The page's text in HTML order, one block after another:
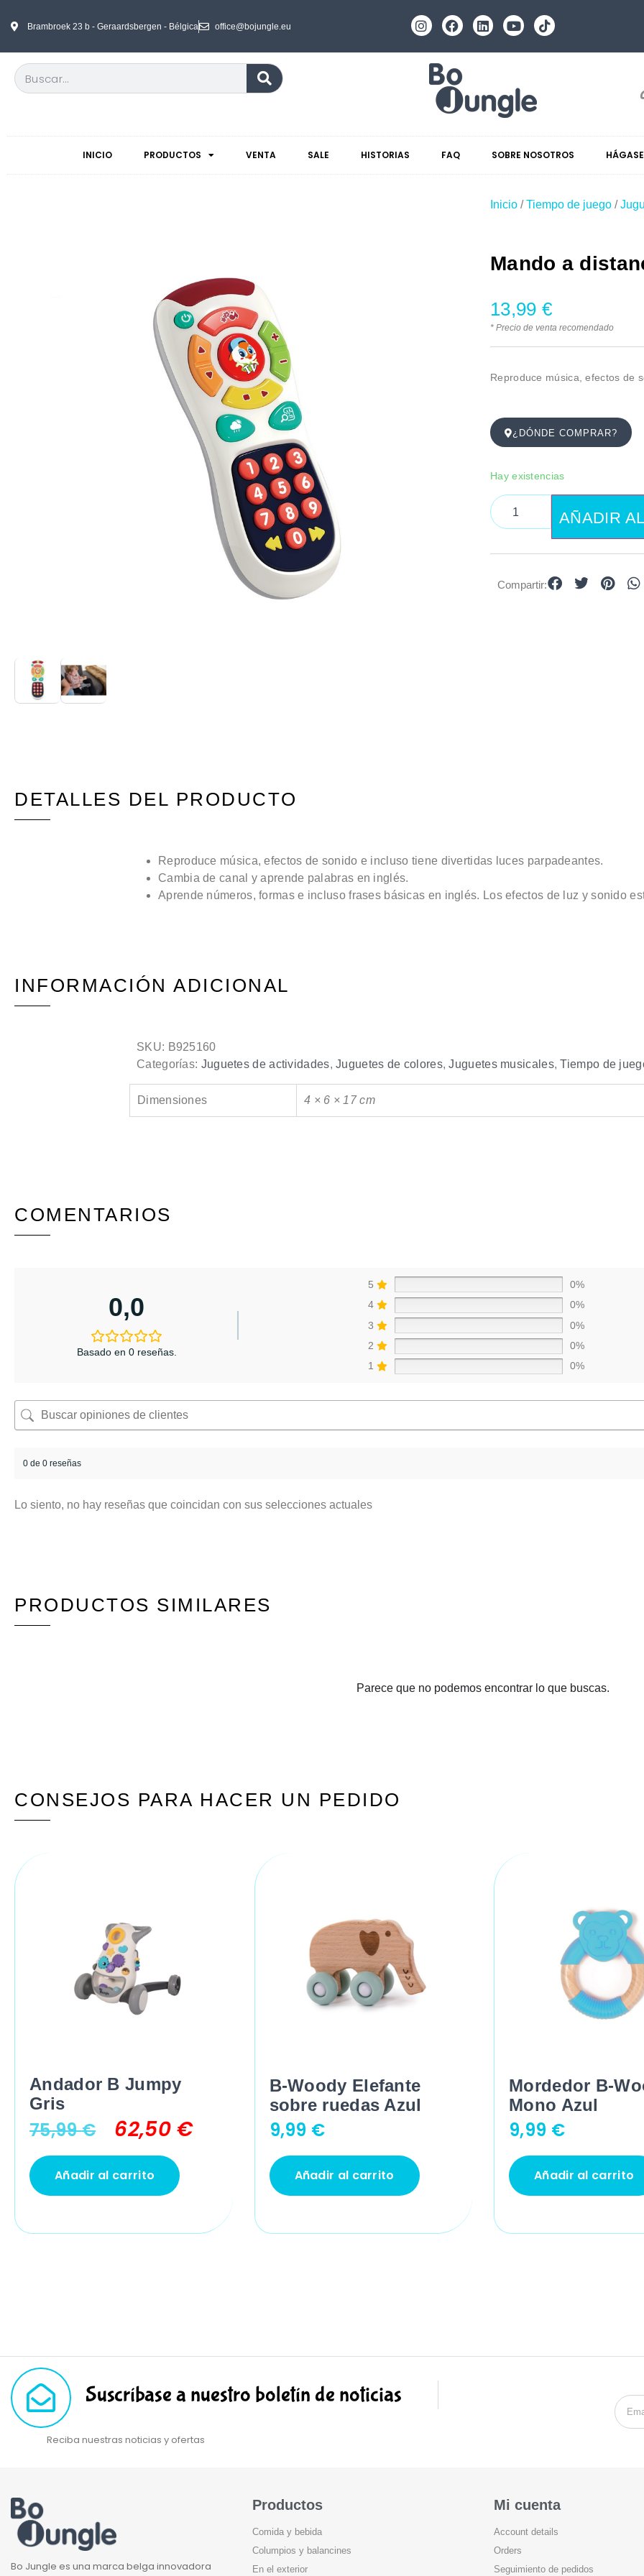
Brambroek 23 b - Geraardsbergen - Bélgica office@bojungle.eu
INICIO PRODUCTOS VENTA SALE HISTORIAS FAQ SOBRE NOSOTROS
Inicio /Tiempo de juego /
Mando a
13,99 €
* Precio de venta recomendado
Reproduce música, efectos de
¿DÓNDE COMPRAR?
Hay existencias
AÑADIR
Compartir:
DETALLES DEL PRODUCTO
Reproduce música, efectos de sonido e incluso tiene divertidas luces parpadeantes.
Cambia de canal y aprende palabras en inglés.
Aprende números, formas e incluso frases básicas en inglés. Los efectos de luz y sonido
INFORMACIÓN ADICIONAL
SKU: B925160
Categorías: Juguetes de actividades,Juguetes de colores,Juguetes musicales,Tiempo de
Dimensiones 4 × 6 × 17 cm
COMENTARIOS
0,0
Basado en 0 reseñas.
5
0%
4
0%
3
0%
2
0%
1
0%
0 de 0 reseñas
Lo siento, no hay reseñas que coincidan con sus selecciones actuales
PRODUCTOS SIMILARES
Parece que no podemos encontrar lo que buscas.
CONSEJOS PARA HACER UN PEDIDO
Andador B Jumpy
Gris
75,99€ 62,50€
Añadir al carrito
B-Woody Elefante
sobre ruedas Azul
9,99 €
Añadir al carrito
Mordedor B-
Mono Azul
9,99 €
Añadir al carrito
Suscríbase a nuestro boletín de noticias
Reciba nuestras noticias y ofertas
Bo Jungle es una marca belga innovadora
Productos
Comida y bebida
Columpios y balancines
En el exterior
Mi cuenta
Account details
Orders
Seguimiento de pedidos